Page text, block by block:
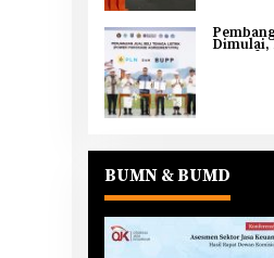
Dimulai,
BUMN & BUMD